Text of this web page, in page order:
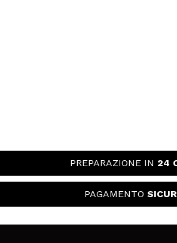
PREPARAZIONE IN 24
PAGAMENTO